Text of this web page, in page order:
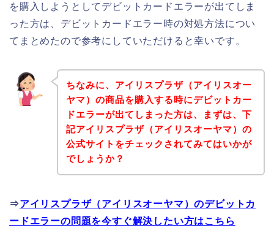
を購入しようとしてデビットカードエラーが出てしま
った方は、デビットカードエラー時の対処方法につい
てまとめたので参考にしていただけると幸いです。
ちなみに、アイリスプラザ（アイリスオー
ヤマ）の商品を購入する時にデビットカー
ドエラーが出てしまった方は、まずは、下
記アイリスプラザ（アイリスオーヤマ）の
公式サイトをチェックされてみてはいかが
でしょうか？
⇒アイリスプラザ（アイリスオーヤマ）のデビットカ
ードエラーの問題を今すぐ解決したい方はこちら